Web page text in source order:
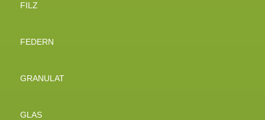
FILZ
FEDERN
GRANULAT
GLAS